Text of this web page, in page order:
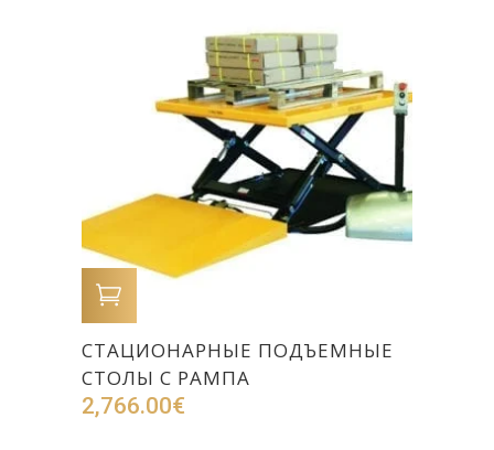
СТАЦИОНАРНЫЕ ПОДЪЕМНЫЕ
СТОЛЫ С РАМПА
2,766.00€